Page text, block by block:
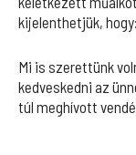
kijelenthetjük,
Mi is szerettünk
kedveskedni az
túl meghívott